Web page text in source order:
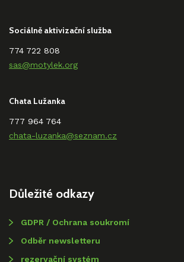
Sociálně aktivizační služba
774 722 808
sas@motylek.org
Chata Lužanka
777 964 764
chata-luzanka@seznam.cz
Důležité odkazy
GDPR / Ochrana soukromí
Odběr newsletteru
rezervační systém